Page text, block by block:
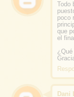
Todo
poco
que
el
Dani